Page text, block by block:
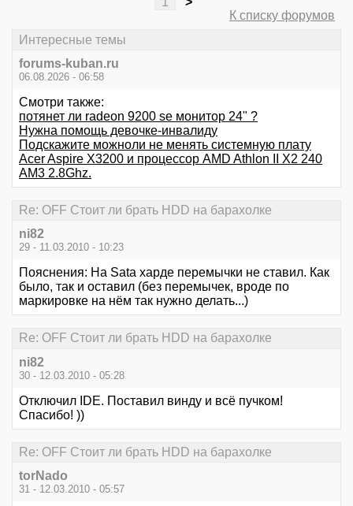
К списку форумов
Интересные темы
forums-kuban.ru
06.08.2026 - 06:58
Смотри также:
потянет ли radeon 9200 se монитор 24" ?
Нужна помощь девочке-инвалиду
Подскажите можноли не менять системную плату
Acer Aspire X3200 и процессор AMD Athlon II X2 240
AM3 2.8Ghz.
Re: OFF Стоит ли брать HDD на барахолке
ni82
29 - 11.03.2010 - 10:23
Пояснения: На Sata харде перемычки не ставил. Как
было, так и оставил (без перемычек, вроде по
маркировке на нём так нужно делать...)
Re: OFF Стоит ли брать HDD на барахолке
ni82
30 - 12.03.2010 - 05:28
Отключил IDE. Поставил винду и всё пучком!
Спасибо! ))
Re: OFF Стоит ли брать HDD на барахолке
torNado
31 - 12.03.2010 - 05:57